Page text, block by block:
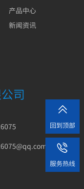
产品中心
新闻资讯
司

回到顶部

服务热线